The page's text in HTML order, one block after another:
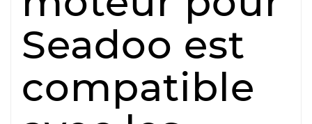
Seadoo est
compatible